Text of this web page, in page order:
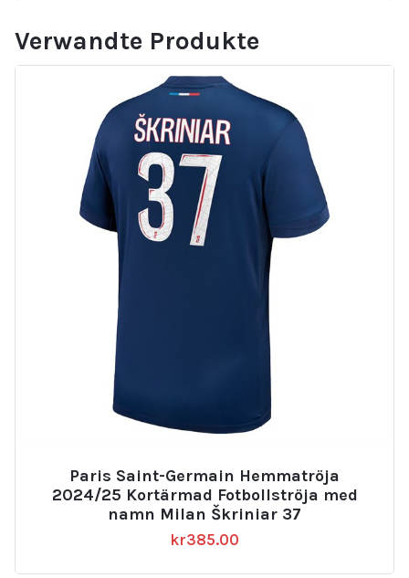
Verwandte Produkte
Paris Saint-Germain Hemmatröja
2024/25 Kortärmad Fotbollströja med
namn Milan Škriniar 37
kr385.00